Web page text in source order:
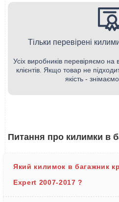
Тільки перевірені
Усіх виробників перевіряємо на
клієнтів. Якщо товар не
якість -
Питання про килимки в
Який килимок в багажник
Expert 2007-2017 ?